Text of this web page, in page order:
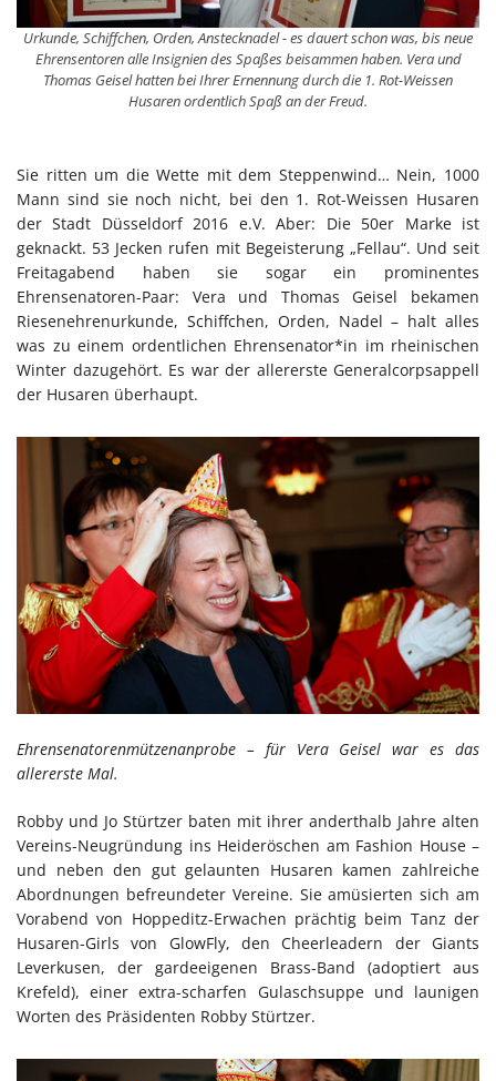
Urkunde, Schiffchen, Orden, Anstecknadel - es dauert schon was, bis neue
Ehrensentoren alle Insignien des Spaßes beisammen haben. Vera und
Thomas Geisel hatten bei Ihrer Ernennung durch die 1. Rot-Weissen
Husaren ordentlich Spaß an der Freud.
Sie ritten um die Wette mit dem Steppenwind… Nein, 1000
Mann sind sie noch nicht, bei den 1. Rot-Weissen Husaren
der Stadt Düsseldorf 2016 e.V. Aber: Die 50er Marke ist
geknackt. 53 Jecken rufen mit Begeisterung „Fellau“. Und seit
Freitagabend haben sie sogar ein prominentes
Ehrensenatoren-Paar: Vera und Thomas Geisel bekamen
Riesenehrenurkunde, Schiffchen, Orden, Nadel – halt alles
was zu einem ordentlichen Ehrensenator*in im rheinischen
Winter dazugehört. Es war der allererste Generalcorpsappell
der Husaren überhaupt.
Ehrensenatorenmützenanprobe – für Vera Geisel war es das
allererste Mal.
Robby und Jo Stürtzer baten mit ihrer anderthalb Jahre alten
Vereins-Neugründung ins Heideröschen am Fashion House –
und neben den gut gelaunten Husaren kamen zahlreiche
Abordnungen befreundeter Vereine. Sie amüsierten sich am
Vorabend von Hoppeditz-Erwachen prächtig beim Tanz der
Husaren-Girls von GlowFly, den Cheerleadern der Giants
Leverkusen, der gardeeigenen Brass-Band (adoptiert aus
Krefeld), einer extra-scharfen Gulaschsuppe und launigen
Worten des Präsidenten Robby Stürtzer.